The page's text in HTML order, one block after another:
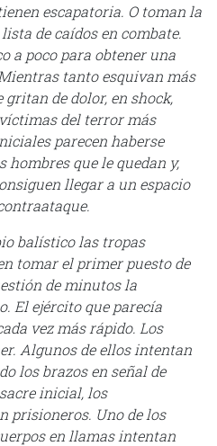
escapatoria. O toman la
de caídos en combate.
a poco para obtener una
tanto esquivan más
de dolor, en shock,
del terror más
parecen haberse
hombres que le quedan y,
llegar a un espacio
balístico las tropas
tomar el primer puesto de
de minutos la
El ejército que parecía
vez más rápido. Los
Algunos de ellos intentan
los brazos en señal de
inicial, los
prisioneros. Uno de los
en llamas intentan